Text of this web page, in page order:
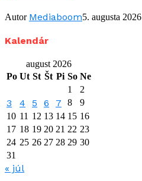
Autor Mediaboom5. augusta 2026
Kalendár
august 2026
Po Ut St Št Pi So Ne
1
2
3 4 5 6 7 8
9
10 11 12 13 14 15 16
17 18 19 20 21 22 23
24 25 26 27 28 29 30
31
« júl